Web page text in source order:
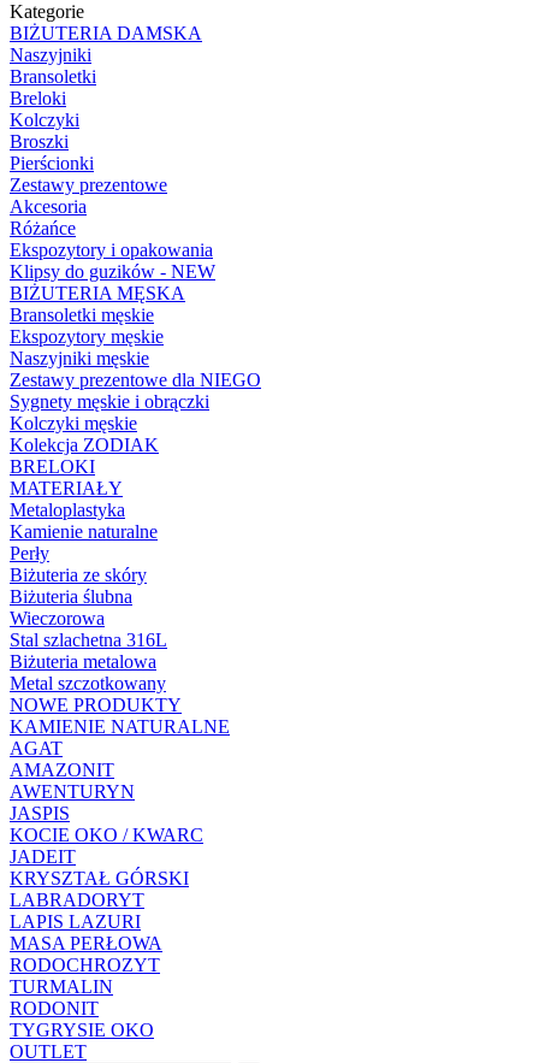
Kategorie
BIŻUTERIA DAMSKA
Naszyjniki
Bransoletki
Breloki
Kolczyki
Broszki
Pierścionki
Zestawy prezentowe
Akcesoria
Różańce
Ekspozytory i opakowania
Klipsy do guzików - NEW
BIŻUTERIA MĘSKA
Bransoletki męskie
Ekspozytory męskie
Naszyjniki męskie
Zestawy prezentowe dla NIEGO
Sygnety męskie i obrączki
Kolczyki męskie
Kolekcja ZODIAK
BRELOKI
MATERIAŁY
Metaloplastyka
Kamienie naturalne
Perły
Biżuteria ze skóry
Biżuteria ślubna
Wieczorowa
Stal szlachetna 316L
Biżuteria metalowa
Metal szczotkowany
NOWE PRODUKTY
KAMIENIE NATURALNE
AGAT
AMAZONIT
AWENTURYN
JASPIS
KOCIE OKO / KWARC
JADEIT
KRYSZTAŁ GÓRSKI
LABRADORYT
LAPIS LAZURI
MASA PERŁOWA
RODOCHROZYT
TURMALIN
RODONIT
TYGRYSIE OKO
OUTLET